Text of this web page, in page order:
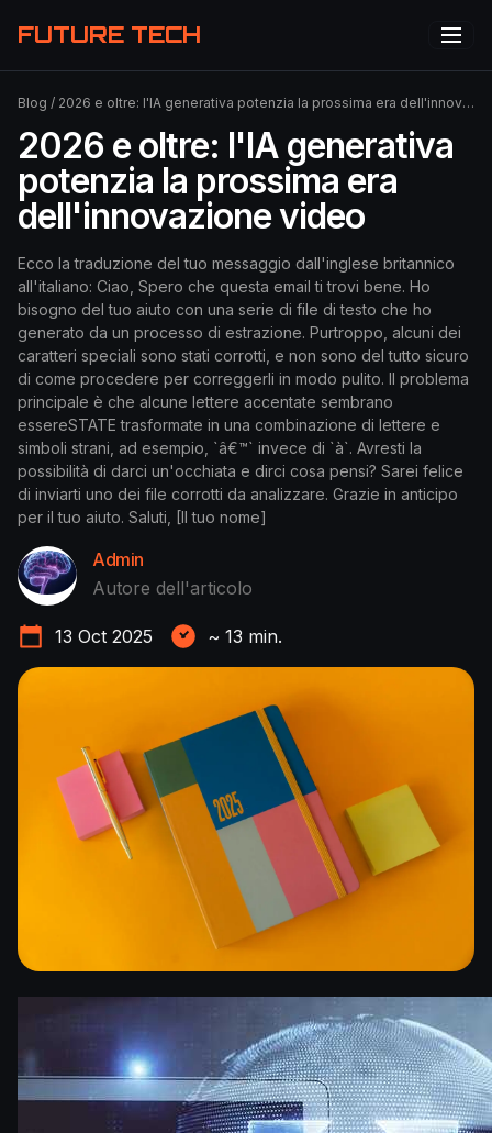
FUTURE TECH
Blog / 2026 e oltre: l'IA generativa potenzia la prossima era dell'innovazione video
2026 e oltre: l'IA generativa
potenzia la prossima era
dell'innovazione video
Ecco la traduzione del tuo messaggio dall'inglese britannico
all'italiano: Ciao, Spero che questa email ti trovi bene. Ho
bisogno del tuo aiuto con una serie di file di testo che ho
generato da un processo di estrazione. Purtroppo, alcuni dei
caratteri speciali sono stati corrotti, e non sono del tutto sicuro
di come procedere per correggerli in modo pulito. Il problema
principale è che alcune lettere accentate sembrano
essereSTATE trasformate in una combinazione di lettere e
simboli strani, ad esempio, `â€™` invece di `à`. Avresti la
possibilità di darci un'occhiata e dirci cosa pensi? Sarei felice
di inviarti uno dei file corrotti da analizzare. Grazie in anticipo
per il tuo aiuto. Saluti, [Il tuo nome]
Admin
Autore dell'articolo
13 Oct 2025 ~ 13 min.